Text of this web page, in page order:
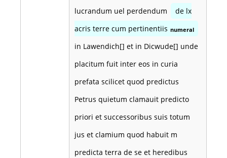
lucrandum uel perdendum
de lx
acris terre cum pertinentiis numeral
in Lawendich[] et in Dicwude[] unde
placitum fuit inter eos in curia
prefata scilicet quod predictus
Petrus quietum clamauit predicto
priori et successoribus suis totum
jus et clamium quod habuit m
predicta terra de se et heredibus